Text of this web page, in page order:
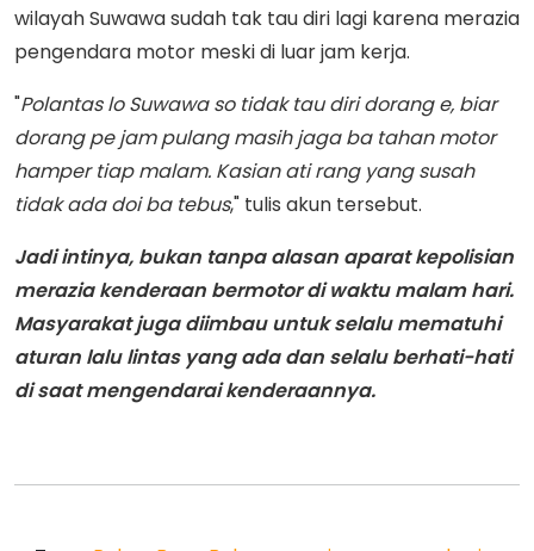
wilayah Suwawa sudah tak tau diri lagi karena merazia
pengendara motor meski di luar jam kerja.
"Polantas lo Suwawa so tidak tau diri dorang e, biar
dorang pe jam pulang masih jaga ba tahan motor
hamper tiap malam. Kasian ati rang yang susah
tidak ada doi ba tebus," tulis akun tersebut.
Jadi intinya, bukan tanpa alasan aparat kepolisian
merazia kenderaan bermotor di waktu malam hari.
Masyarakat juga diimbau untuk selalu mematuhi
aturan lalu lintas yang ada dan selalu berhati-hati
di saat mengendarai kenderaannya.